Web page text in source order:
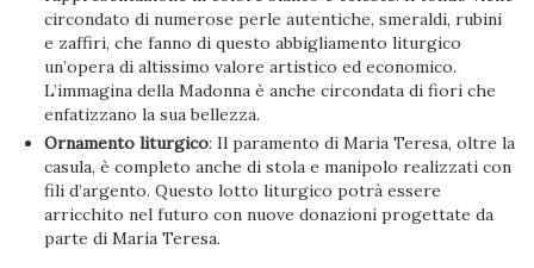
circondato di numerose perle autentiche, smeraldi, rubini
e zaffiri, che fanno di questo abbigliamento liturgico
un’opera di altissimo valore artistico ed economico.
L’immagina della Madonna è anche circondata di fiori che
enfatizzano la sua bellezza.
Ornamento liturgico: Il paramento di Maria Teresa, oltre la
casula, è completo anche di stola e manipolo realizzati con
fili d’argento. Questo lotto liturgico potrà essere
arricchito nel futuro con nuove donazioni progettate da
parte di María Teresa.